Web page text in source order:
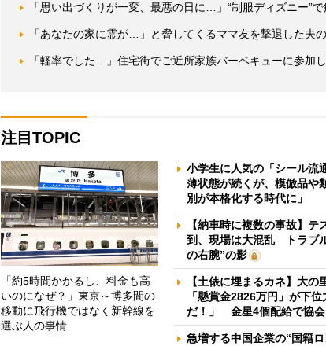
「思い出づくりが一変、最悪の日に…」“制服ディズニー”
「あなたの家に霊が…」と脅してくるママ友を撃退した夫
「軽率でした…」住宅街でご近所家族バーベキューに参加
注目TOPIC
「約5時間かかるし、料金も高
いのになぜ？」東京～博多間の
移動に飛行機ではなく新幹線を
選ぶ人の事情
小学生に人気の「シール
薄状態が続くが、模倣品
別が本格化する時代に」
【納車時に複数の事故】
到、現場は大混乱 トラブ
の右腕”の影
【土俵に埋まるカネ】大
「懸賞金2826万円」が下
だ！」 金星4個配給で協
急増する中国企業の“国籍